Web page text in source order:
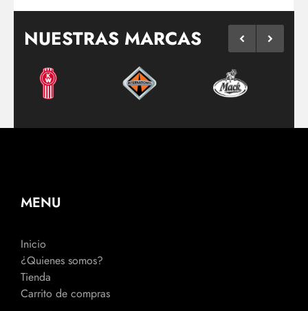
NUESTRAS MARCAS
MENU
Inicio
¿Quienes somos?
Tienda
Carrito de compras